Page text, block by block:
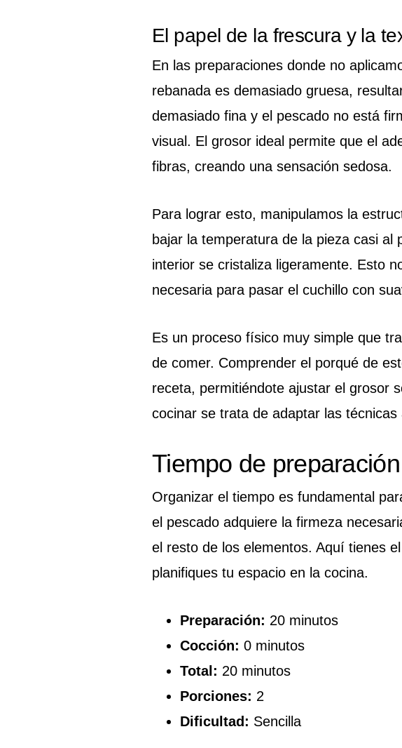
El papel de la frescura y la
En las preparaciones donde no
rebanada es demasiado gruesa,
demasiado fina y el pescado no está
visual. El grosor ideal permite que el
fibras, creando una sensación sedosa.
Para lograr esto, manipulamos la
bajar la temperatura de la pieza casi al
interior se cristaliza ligeramente. Esto
necesaria para pasar el cuchillo con
Es un proceso físico muy simple que
de comer. Comprender el porqué de
receta, permitiéndote ajustar el grosor
cocinar se trata de adaptar las
Tiempo de preparación
Organizar el tiempo es fundamental
el pescado adquiere la firmeza
el resto de los elementos. Aquí tienes
planifiques tu espacio en la cocina.
Preparación: 20 minutos
Cocción: 0 minutos
Total: 20 minutos
Porciones: 2
Dificultad: Sencilla